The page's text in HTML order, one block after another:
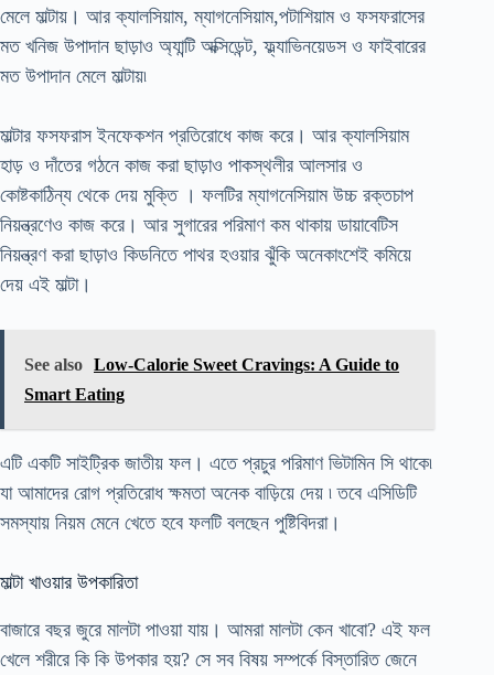
মেলে মাল্টায়। আর ক্যালসিয়াম, ম্যাগনেসিয়াম,পটাশিয়াম ও ফসফরাসের
মত খনিজ উপাদান ছাড়াও অ্যান্টি অক্সিডেন্ট, ফ্ল্যাভিনয়েডস ও ফাইবারের
মত উপাদান মেলে মাল্টায়৷
মাল্টার ফসফরাস ইনফেকশন প্রতিরোধে কাজ করে। আর ক্যালসিয়াম
হাড় ও দাঁতের গঠনে কাজ করা ছাড়াও পাকস্থলীর আলসার ও
কোষ্টকাঠিন্য থেকে দেয় মুক্তি । ফলটির ম্যাগনেসিয়াম উচ্চ রক্তচাপ
নিয়ন্ত্রণেও কাজ করে। আর সুগারের পরিমাণ কম থাকায় ডায়াবেটিস
নিয়ন্ত্রণ করা ছাড়াও কিডনিতে পাথর হওয়ার ঝুঁকি অনেকাংশেই কমিয়ে
দেয় এই মাল্টা।
See also Low-Calorie Sweet Cravings: A Guide to
Smart Eating
এটি একটি সাইট্রিক জাতীয় ফল। এতে প্রচুর পরিমাণ ভিটামিন সি থাকে৷
যা আমাদের রোগ প্রতিরোধ ক্ষমতা অনেক বাড়িয়ে দেয় ৷ তবে এসিডিটি
সমস্যায় নিয়ম মেনে খেতে হবে ফলটি বলছেন পুষ্টিবিদরা।
মাল্টা খাওয়ার উপকারিতা
বাজারে বছর জুরে মালটা পাওয়া যায়। আমরা মালটা কেন খাবো? এই ফল
খেলে শরীরে কি কি উপকার হয়? সে সব বিষয় সম্পর্কে বিস্তারিত জেনে